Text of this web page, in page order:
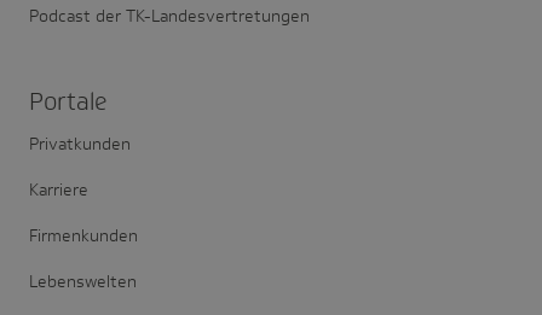
Podcast der TK-Landesvertretungen
Portale
Privatkunden
Karriere
Firmenkunden
Lebenswelten